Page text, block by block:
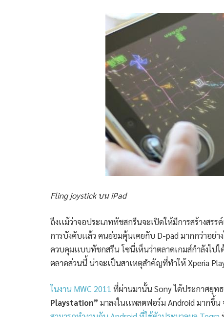
Fling joystick บน iPad
ถึงเเม้ว่าจอประเภททัชสกรีนจะเปิดให้มีการสร้างสร
การบังคับเเล้ว คนย่อมคุ้นเคยกับ D-pad มากกว่าอย่
ควบคุมเเบบทัชกสรีน โซนี่เห็นว่าตลาดเกมส์กำลังไป
ตลาดส่วนนี้ น่าจะเป็นสาเหตุสำคัญที่ทำให้ Xperia
ในงาน MWC 2011 ที่ผ่านมานั้น Sony ได้ประกาศยุท
Playstation” มาลงในเเพลตฟอร์ม Android มากขึ้